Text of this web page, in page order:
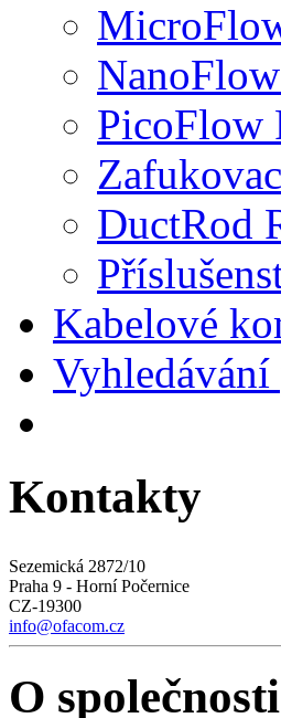
PicoFlow
DuctRod
Kabelové
Kontakty
Sezemická 2872/10
Praha 9 - Horní Počernice
CZ-19300
info@ofacom.cz
O společnosti